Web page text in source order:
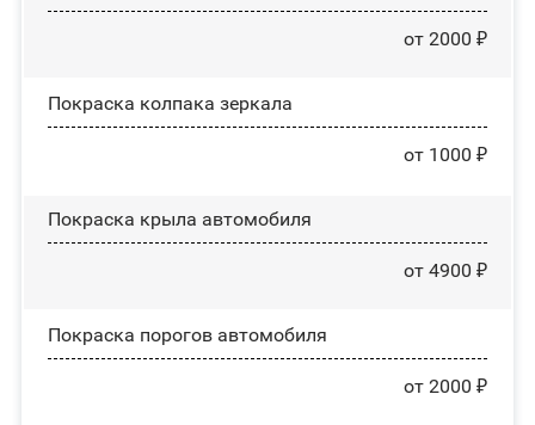
от 2000 ₽
Покраска колпака зеркала
от 1000 ₽
Покраска крыла автомобиля
от 4900 ₽
Покраска порогов автомобиля
от 2000 ₽